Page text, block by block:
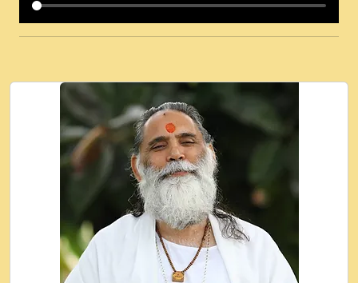
कई पकड क मर हथ र मह वदवन पहच दय! मह जन
Ki - Krishna Bhajan - New Bhajan 2020
#Ishwar Bhakti.mp3
जब से गीता ज्ञान पाया मैं बड़ी मस्ती में हूँ । 2018 -
Rishikesh - Ratan Ji Rasik.mp3
तन हल दल द सनव मड उतत सर रख क, नल रव त
गल लग जव त सर उतत हथ रख द!.mp3
तू कर प्रीतम से प्रीत, यूहीं दिन बीतते जाते हैं ।
2018 - Rishikesh - Swami Gyananand Ji
Maharaj.mp3